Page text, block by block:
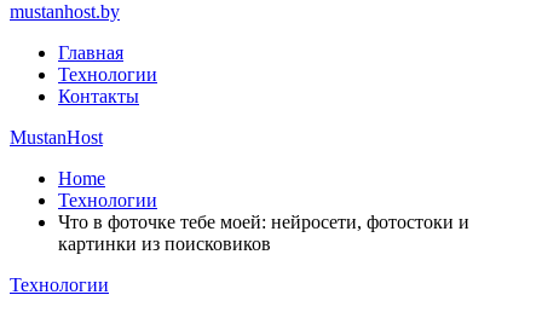
mustanhost.by
Главная
Технологии
Контакты
MustanHost
Home
Технологии
Что в фоточке тебе моей: нейросети, фотостоки и
картинки из поисковиков
Технологии